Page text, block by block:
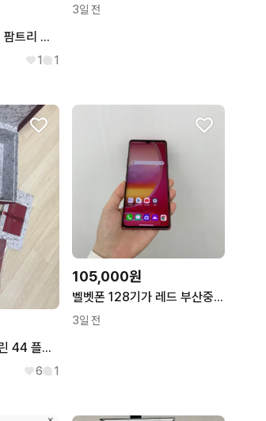
구찌 반팔티 네이비 팜트리 티셔츠
1 1
3일 전
자크마리마지 제피린 44 플래쉬 팝니다
6 1
105,000원
벨벳폰 128기가 레드 부산중고폰 02134김해 양산 수원 인천
3일 전